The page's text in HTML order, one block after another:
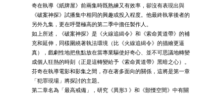
奇在執導《紙牌屋》前兩集時既熟練又有效率，卻沒有表現出與
《破案神探》試播集中相同的興趣或投入程度。他最終執掌後者的
另外九集，更在呼聲極高的第二季中擔任製作人。
如上所述，《破案神探》是《火線追緝令》和《索命黃道帶》的補
充和延伸，同樣圍繞著執法環境（比《火線追緝令》的描繪更逼
真），戲劇性地把焦點放在當專業驅使好奇心、並不可思議地轉變
成個人狂熱的時刻（正是這轉變給予《索命黃道帶》黑暗之心）。
芬奇在執導電影和影集之間，存在著多面向的關係，這將是第一章
「犯罪現場」將探討的主題。
第二章名為「最高戒備」，研究《異形3 》和《顫慄空間》中有關